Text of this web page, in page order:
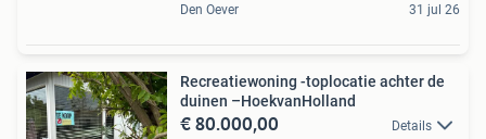
Den Oever 31 jul 26
Recreatiewoning -toplocatie achter de
duinen –HoekvanHolland
€ 80.000,00 Details